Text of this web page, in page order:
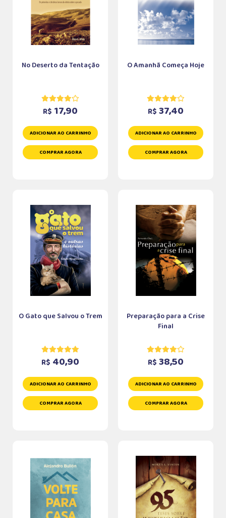
No Deserto da Tentação
R$ 17,90
ADICIONAR AO CARRINHO
COMPRAR AGORA
O Amanhã Começa Hoje
R$ 37,40
ADICIONAR AO CARRINHO
COMPRAR AGORA
O Gato que Salvou o Trem
R$ 40,90
ADICIONAR AO CARRINHO
COMPRAR AGORA
Preparação para a Crise
Final
R$ 38,50
ADICIONAR AO CARRINHO
COMPRAR AGORA